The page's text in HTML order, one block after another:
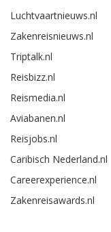
Luchtvaartnieuws.nl
Zakenreisnieuws.nl
Triptalk.nl
Reisbizz.nl
Reismedia.nl
Aviabanen.nl
Reisjobs.nl
Caribisch Nederland.nl
Careerexperience.nl
Zakenreisawards.nl